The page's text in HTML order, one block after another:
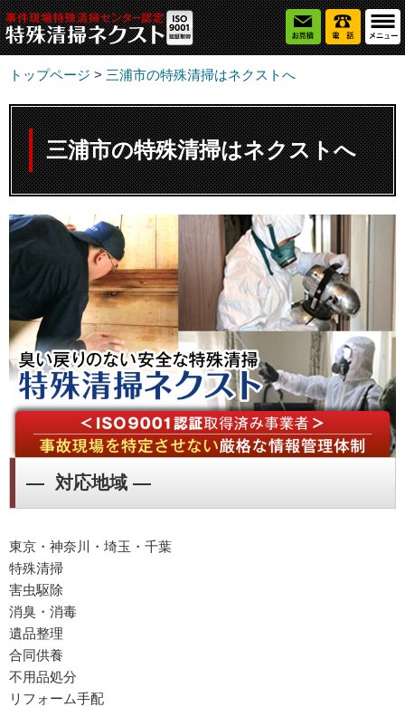
トップページ > 三浦市の特殊清掃はネクストへ
三浦市の特殊清掃はネクストへ
― 対応地域 ―
東京・神奈川・埼玉・千葉
特殊清掃
害虫駆除
消臭・消毒
遺品整理
合同供養
不用品処分
リフォーム手配